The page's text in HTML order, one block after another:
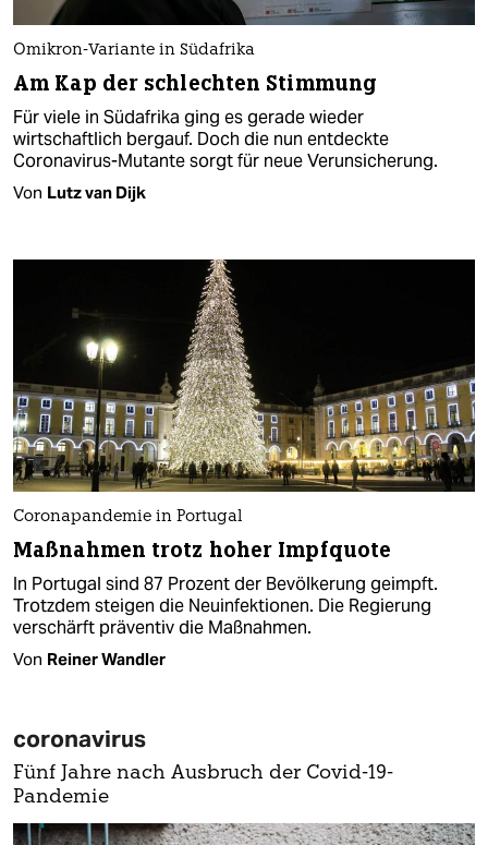
Omikron-Variante in Südafrika
Am Kap der schlechten Stimmung
Für viele in Südafrika ging es gerade wieder
wirtschaftlich bergauf. Doch die nun entdeckte
Coronavirus-Mutante sorgt für neue Verunsicherung.
Von Lutz van Dijk
Coronapandemie in Portugal
Maßnahmen trotz hoher Impfquote
In Portugal sind 87 Prozent der Bevölkerung geimpft.
Trotzdem steigen die Neuinfektionen. Die Regierung
verschärft präventiv die Maßnahmen.
Von Reiner Wandler
coronavirus
Fünf Jahre nach Ausbruch der Covid-19-
Pandemie